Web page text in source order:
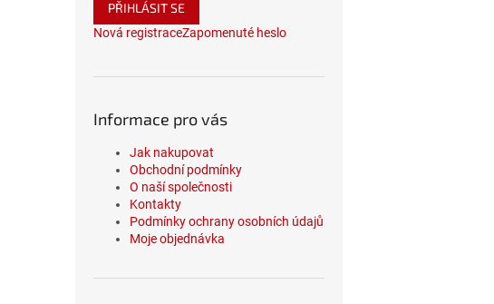
PŘIHLÁSIT SE
Nová registraceZapomenuté heslo
Informace pro vás
Jak nakupovat
Obchodní podmínky
O naší společnosti
Kontakty
Podmínky ochrany osobních údajů
Moje objednávka